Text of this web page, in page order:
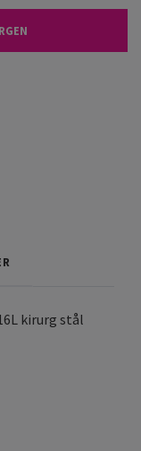
kirurg stål